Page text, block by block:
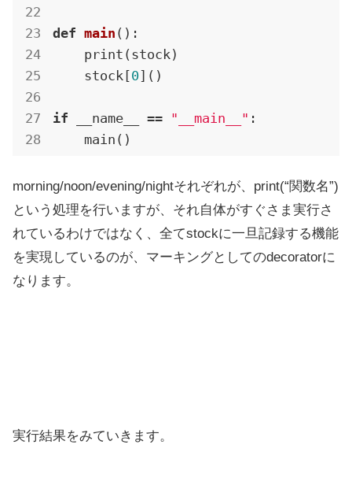
def main () :
    print(stock)
    stock[
0]()
if __name__ == "__main__" :
    main()
morning/noon/evening/nightそれぞれが、print(“関数名”)
という処理を行いますが、それ自体がすぐさま実行さ
れているわけではなく、全てstockに一旦記録する機能
を実現しているのが、マーキングとしてのdecoratorに
なります。
実行結果をみていきます。